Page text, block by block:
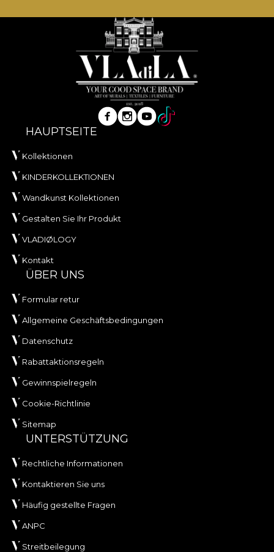
HAUPTSEITE
Kollektionen
KINDERKOLLEKTIONEN
Wandkunst Kollektionen
Gestalten Sie Ihr Produkt
VLADIØLOGY
Kontakt
ÜBER UNS
Formular retur
Allgemeine Geschäftsbedingungen
Datenschutz
Rabattaktionsregeln
Gewinnspielregeln
Cookie-Richtlinie
Sitemap
UNTERSTÜTZUNG
Rechtliche Informationen
Kontaktieren Sie uns
Häufig gestellte Fragen
ANPC
Streitbeilegung